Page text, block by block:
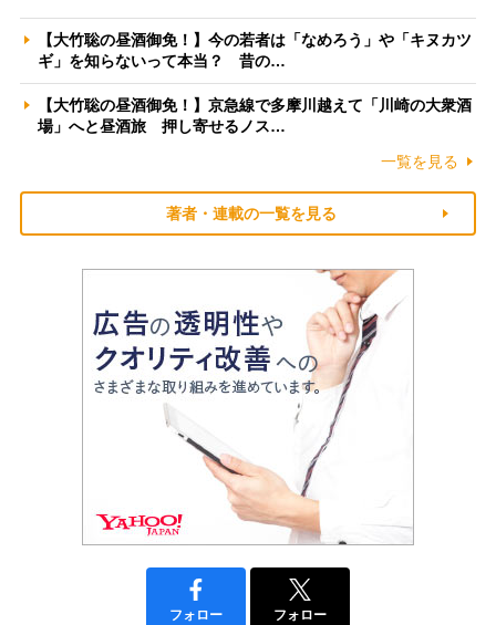
【大竹聡の昼酒御免！】今の若者は「なめろう」や「キヌカツ
ギ」を知らないって本当？ 昔の…
【大竹聡の昼酒御免！】京急線で多摩川越えて「川崎の大衆酒
場」へと昼酒旅 押し寄せるノス…
一覧を見る
著者・連載の一覧を見る
フォロー フォロー